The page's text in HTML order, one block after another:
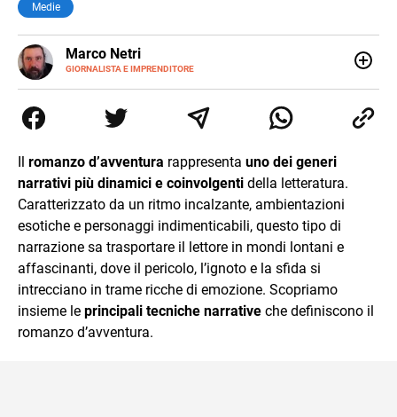
Medie
Marco Netri
GIORNALISTA E IMPRENDITORE
E-
MAIL
Giornalismo conseguiti alla Luiss, ho associato la
passione per la scrittura a quello per lo studio
imprenditore di me stesso.
Il romanzo d’avventura rappresenta uno dei generi
narrativi più dinamici e coinvolgenti della letteratura.
Caratterizzato da un ritmo incalzante, ambientazioni
esotiche e personaggi indimenticabili, questo tipo di
narrazione sa trasportare il lettore in mondi lontani e
affascinanti, dove il pericolo, l’ignoto e la sfida si
intrecciano in trame ricche di emozione. Scopriamo
insieme le principali tecniche narrative che definiscono il
romanzo d’avventura.